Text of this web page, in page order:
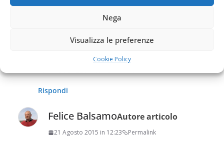
Nega
Visualizza le preferenze
Cookie Policy
23 Giugno 2015 in 17:44 Permalink
un decoder hd collegato ad una tv hd ready non
full visualizza i canali in hd?
Rispondi
Felice BalsamoAutore articolo
21 Agosto 2015 in 12:23 Permalink